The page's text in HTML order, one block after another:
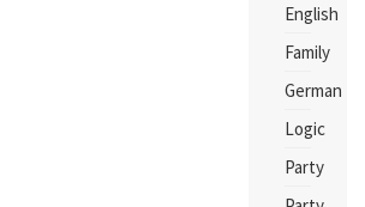
English
Family
German
Logic
Party